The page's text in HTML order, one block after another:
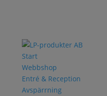
Start
Webbshop
Entré & Reception
Avspärrning